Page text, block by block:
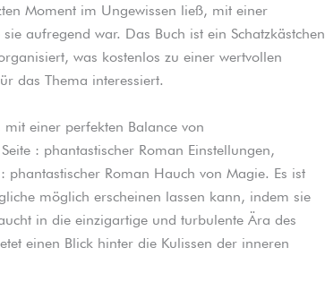
Moment im Ungewissen ließ, mit einer
aufregend war. Das Buch ist ein Schatzkästchen
was kostenlos zu einer wertvollen
das Thema interessiert.
mit einer perfekten Balance von
: phantastischer Roman Einstellungen,
phantastischer Roman Hauch von Magie. Es ist
möglich erscheinen lassen kann, indem sie
in die einzigartige und turbulente Ära des
einen Blick hinter die Kulissen der inneren